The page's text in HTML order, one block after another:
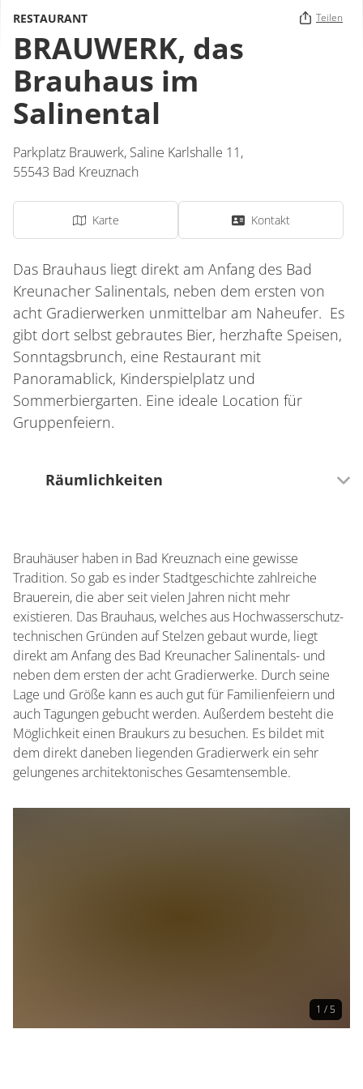
RESTAURANT Teilen
BRAUWERK, das
Brauhaus im
Salinental
Parkplatz Brauwerk, Saline Karlshalle 11,
55543 Bad Kreuznach
Karte Kontakt
Das Brauhaus liegt direkt am Anfang des Bad
Kreunacher Salinentals, neben dem ersten von
acht Gradierwerken unmittelbar am Naheufer. Es
gibt dort selbst gebrautes Bier, herzhafte Speisen,
Sonntagsbrunch, eine Restaurant mit
Panoramablick, Kinderspielplatz und
Sommerbiergarten. Eine ideale Location für
Gruppenfeiern.
Räumlichkeiten
300 Sitzplätze (außen)
Brauhäuser haben in Bad Kreuznach eine gewisse
Tradition. So gab es inder Stadtgeschichte zahlreiche
Brauerein, die aber seit vielen Jahren nicht mehr
existieren. Das Brauhaus, welches aus Hochwasserschutz-
technischen Gründen auf Stelzen gebaut wurde, liegt
direkt am Anfang des Bad Kreunacher Salinentals- und
neben dem ersten der acht Gradierwerke. Durch seine
Lage und Größe kann es auch gut für Familienfeiern und
auch Tagungen gebucht werden. Außerdem besteht die
Möglichkeit einen Braukurs zu besuchen. Es bildet mit
dem direkt daneben liegenden Gradierwerk ein sehr
gelungenes architektonisches Gesamtensemble.
1 / 5